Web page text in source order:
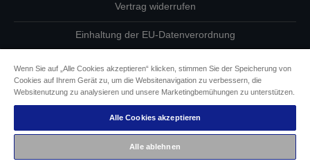
Vertrag widerrufen
Einhaltung der EU-Datenverordnung
Informationen zu Cookies
Epson Engagement für Barrierefreiheit
Copyright © 2026 Seiko Epson
Wenn Sie auf „Alle Cookies akzeptieren“ klicken, stimmen Sie der Speicherung von
Cookies auf Ihrem Gerät zu, um die Websitenavigation zu verbessern, die
Websitenutzung zu analysieren und unsere Marketingbemühungen zu unterstützen.
Alle Cookies akzeptieren
Alle ablehnen